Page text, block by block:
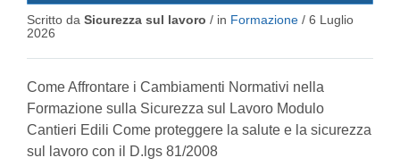
Scritto da Sicurezza sul lavoro / in Formazione / 6 Luglio
2026
Come Affrontare i Cambiamenti Normativi nella
Formazione sulla Sicurezza sul Lavoro Modulo
Cantieri Edili Come proteggere la salute e la sicurezza
sul lavoro con il D.lgs 81/2008